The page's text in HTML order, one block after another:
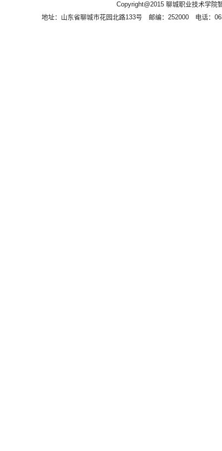
Copyright@2015 聊城职业技术学
地址：山东省聊城市花园北路133号 邮编：252000 电话：